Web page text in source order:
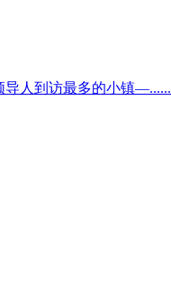
导人到访最多的小镇—......